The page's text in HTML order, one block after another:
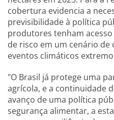
cobertura evidencia a
previsibilidade à política
produtores tenham
de risco em um cenário de
eventos climáticos
"O Brasil já protege uma
agrícola, e a continuidade
avanço de uma política
segurança alimentar, a